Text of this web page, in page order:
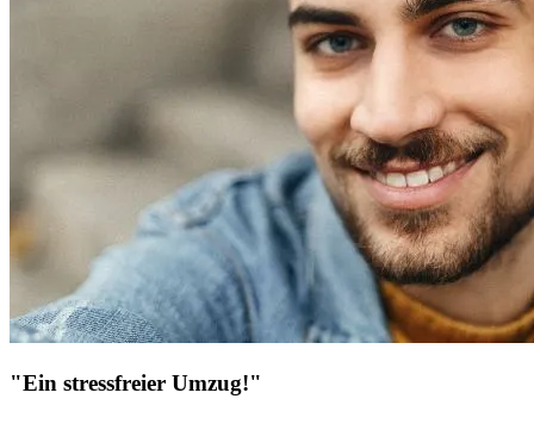
"Ein stressfreier Umzug!"